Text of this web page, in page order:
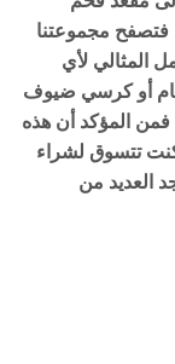
فتصفح مجموعتنا
المثالي لأي
أو كرسي ضيوف
المؤكد أن هذه
تتسوق لشراء
العديد من